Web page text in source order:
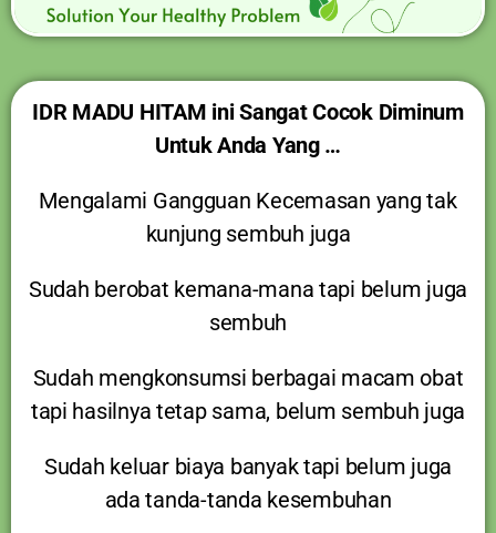
IDR MADU HITAM ini Sangat Cocok Diminum
Untuk Anda Yang …
Mengalami Gangguan Kecemasan yang tak
kunjung sembuh juga
Sudah berobat kemana-mana tapi belum juga
sembuh
Sudah mengkonsumsi berbagai macam obat
tapi hasilnya tetap sama, belum sembuh juga
Sudah keluar biaya banyak tapi belum juga
ada tanda-tanda kesembuhan